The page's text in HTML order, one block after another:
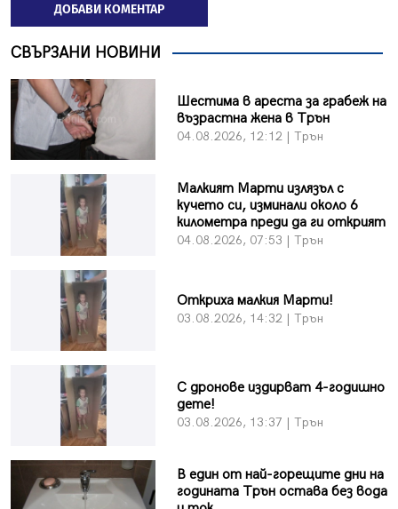
ДОБАВИ КОМЕНТАР
СВЪРЗАНИ НОВИНИ
Шестима в ареста за грабеж на
възрастна жена в Трън
04.08.2026, 12:12 | Трън
Малкият Марти излязъл с
кучето си, изминали около 6
километра преди да ги открият
04.08.2026, 07:53 | Трън
Откриха малкия Марти!
03.08.2026, 14:32 | Трън
С дронове издирват 4-годишно
дете!
03.08.2026, 13:37 | Трън
В един от най-горещите дни на
годината Трън остава без вода